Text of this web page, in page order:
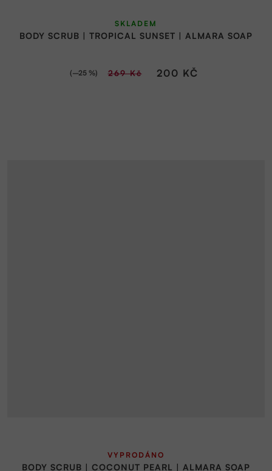
BODY SCRUB | TROPICAL SUNSET | ALMARA SOAP
SKLADEM
200 KČ
269 Kč
(–25 %)
BODY SCRUB | COCONUT PEARL | ALMARA SOAP
VYPRODÁNO